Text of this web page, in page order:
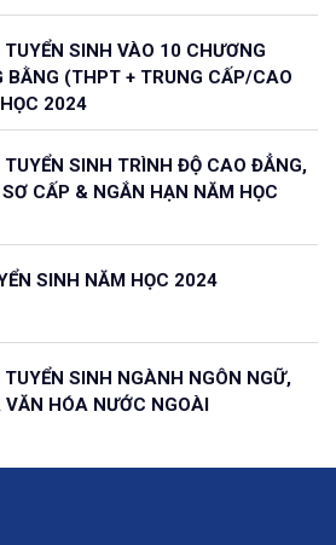
SINH VÀO 10 CHƯƠNG
BẰNG (THPT + TRUNG CẤP/CAO
2024
SINH TRÌNH ĐỘ CAO ĐẲNG,
SƠ CẤP & NGẮN HẠN NĂM HỌC
SINH NĂM HỌC 2024
SINH NGÀNH NGÔN NGỮ,
VĂN HÓA NƯỚC NGOÀI